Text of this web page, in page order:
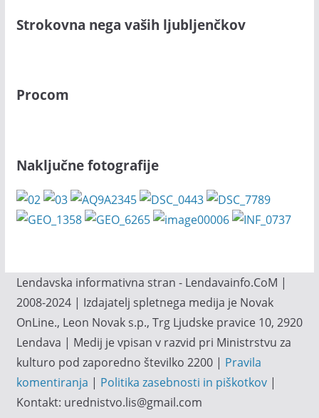
Strokovna nega vaših ljubljenčkov
Procom
Naključne fotografije
Lendavska informativna stran - Lendavainfo.CoM |
2008-2024 | Izdajatelj spletnega medija je Novak
OnLine., Leon Novak s.p., Trg Ljudske pravice 10, 2920
Lendava | Medij je vpisan v razvid pri Ministrstvu za
kulturo pod zaporedno številko 2200 | Pravila
komentiranja | Politika zasebnosti in piškotkov|
Kontakt: urednistvo.lis@gmail.com